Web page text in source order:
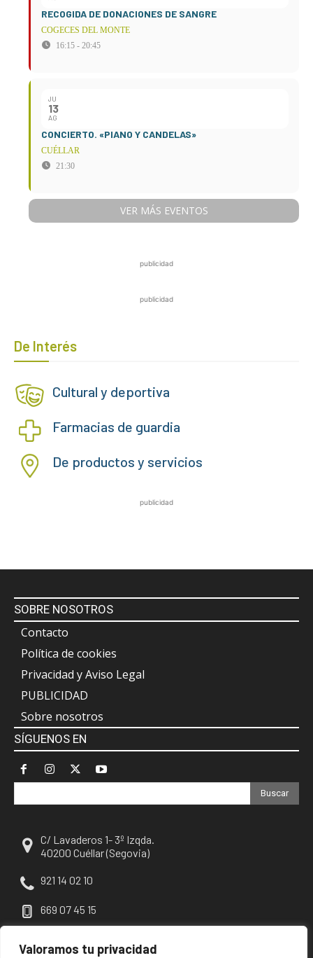
Valoramos tu privacidad
RECOGIDA DE DONACIONES DE SANGRE
COGECES DEL MONTE
16:15 - 20:45
JU
13
AG
CONCIERTO. «PIANO Y CANDELAS»
CUÉLLAR
21:30
VER MÁS EVENTOS
publicidad
publicidad
De Interés
Cultural y deportiva
Farmacias de guardia
De productos y servicios
publicidad
SOBRE NOSOTROS
Contacto
Política de cookies
Privacidad y Aviso Legal
PUBLICIDAD
Sobre nosotros
SÍGUENOS EN
Buscar
C/ Lavaderos 1- 3º Izqda.
40200 Cuéllar (Segovia)
921 14 02 10
669 07 45 15